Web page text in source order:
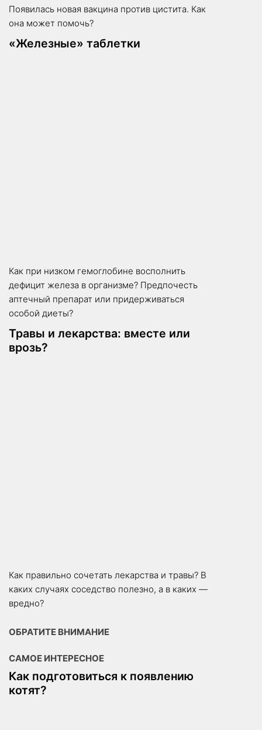
Появилась новая вакцина против цистита. Как
она может помочь?
«Железные» таблетки
Как при низком гемоглобине восполнить
дефицит железа в организме? Предпочесть
аптечный препарат или придерживаться
особой диеты?
Травы и лекарства: вместе или
врозь?
Как правильно сочетать лекарства и травы? В
каких случаях соседство полезно, а в каких —
вредно?
ОБРАТИТЕ ВНИМАНИЕ
САМОЕ ИНТЕРЕСНОЕ
Как подготовиться к появлению
котят?